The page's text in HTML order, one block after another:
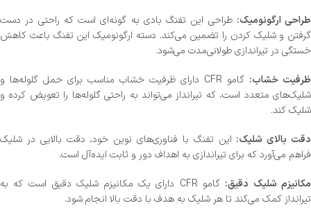
طراحی ارگونومیک: طراحی این تفنگ بادی به گونه‌ای است که راحتی در دست
گرفتن و شلیک کردن را تضمین می‌کند. دسته ارگونومیک این تفنگ باعث کاهش
خستگی در تیراندازی طولانی‌مدت می‌شود.
ظرفیت خشاب:
گامو CFR دارای ظرفیت خشاب مناسب برای حمل گلوله‌ها و
شلیک‌های متعدد است، که تیرانداز می‌تواند به راحتی گلوله‌ها را تعویض کرده و
شلیک کند.
دقت بالای شلیک: این تفنگ با فناوری‌های نوین خود، دقت بالایی در شلیک
فراهم می‌آورد که برای تیراندازی به اهداف دور و ثابت ایده‌آل است.
مکانیزم شلیک دقیق:
گامو CFR دارای یک مکانیزم شلیک دقیق است که به
تیرانداز کمک می‌کند تا هر شلیک به هدف با دقت بالا انجام شود.